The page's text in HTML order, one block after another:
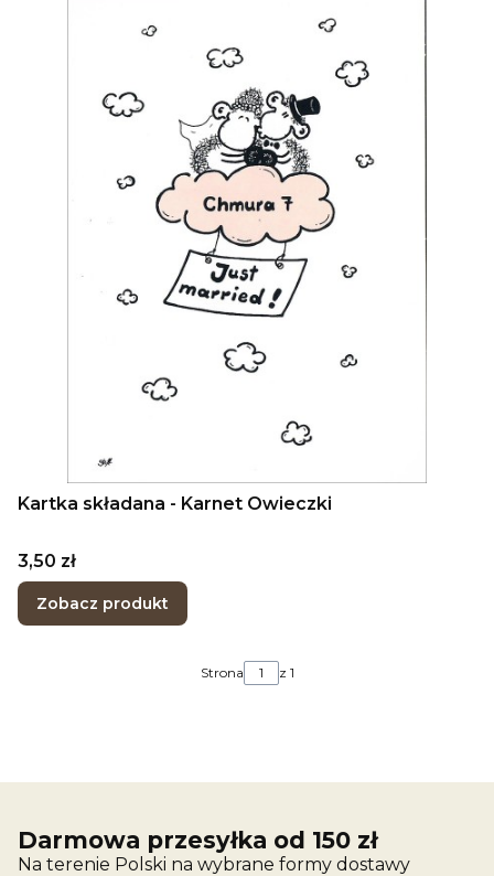
Kartka składana - Karnet Owieczki
Cena
3,50 zł
Zobacz produkt
Strona z 1
Darmowa przesyłka od 150 zł
Na terenie Polski na wybrane formy dostawy